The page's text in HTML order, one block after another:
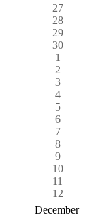
27
28
29
30
1
2
3
4
5
6
7
8
9
10
11
12
December